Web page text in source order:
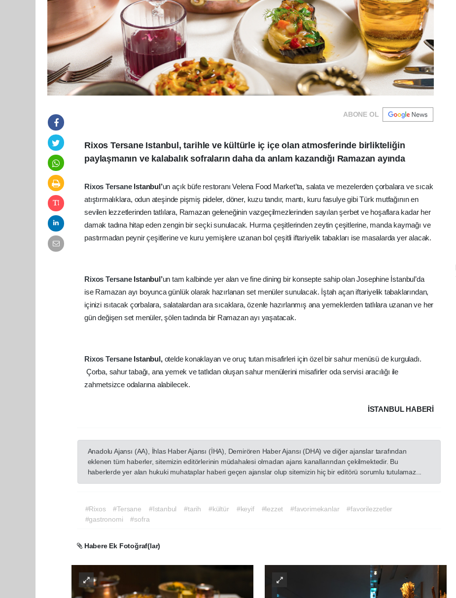
ABONE OL
Rixos Tersane Istanbul, tarihle ve kültürle iç içe olan atmosferinde birlikteliğin
paylaşmanın ve kalabalık sofraların daha da anlam kazandığı Ramazan ayında
Rixos Tersane Istanbul’un açık büfe restoranı Velena Food Market’ta, salata ve mezelerden çorbalara ve sıcak
atıştırmalıklara, odun ateşinde pişmiş pideler, döner, kuzu tandır, mantı, kuru fasulye gibi Türk mutfağının en
sevilen lezzetlerinden tatlılara, Ramazan geleneğinin vazgeçilmezlerinden sayılan şerbet ve hoşaflara kadar her
damak tadına hitap eden zengin bir seçki sunulacak. Hurma çeşitlerinden zeytin çeşitlerine, manda kaymağı ve
pastırmadan peynir çeşitlerine ve kuru yemişlere uzanan bol çeşitli iftariyelik tabakları ise masalarda yer alacak.
Rixos Tersane Istanbul’un tam kalbinde yer alan ve fine dining bir konsepte sahip olan Josephine İstanbul’da
ise Ramazan ayı boyunca günlük olarak hazırlanan set menüler sunulacak. İştah açan iftariyelik tabaklarından,
içinizi ısıtacak çorbalara, salatalardan ara sıcaklara, özenle hazırlanmış ana yemeklerden tatlılara uzanan ve her
gün değişen set menüler, şölen tadında bir Ramazan ayı yaşatacak.
Rixos Tersane Istanbul, otelde konaklayan ve oruç tutan misafirleri için özel bir sahur menüsü de kurguladı.
Çorba, sahur tabağı, ana yemek ve tatlıdan oluşan sahur menülerini misafirler oda servisi aracılığı ile
zahmetsizce odalarına alabilecek.
İSTANBUL HABERİ
Anadolu Ajansı (AA), İhlas Haber Ajansı (İHA), Demirören Haber Ajansı (DHA) ve diğer ajanslar tarafından
eklenen tüm haberler, sitemizin editörlerinin müdahalesi olmadan ajans kanallarından çekilmektedir. Bu
haberlerde yer alan hukuki muhataplar haberi geçen ajanslar olup sitemizin hiç bir editörü sorumlu tutulamaz...
#Rixos #Tersane #Istanbul #tarih #kültür #keyif #lezzet #favorimekanlar
#favorilezzetler
#gastronomi
#sofra
Habere Ek Fotoğraf(lar)